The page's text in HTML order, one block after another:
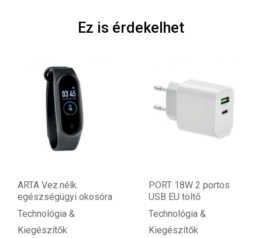
Ez is érdekelhet
ARTA Vez.nélk.
egészségügyi okosóra
Technológia &
Kiegészítők
PORT 18W 2 portos
USB EU töltő
Technológia &
Kiegészítők